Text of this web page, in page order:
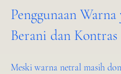
Penggunaan Warna
Berani dan Kontras
Meski warna netral masih